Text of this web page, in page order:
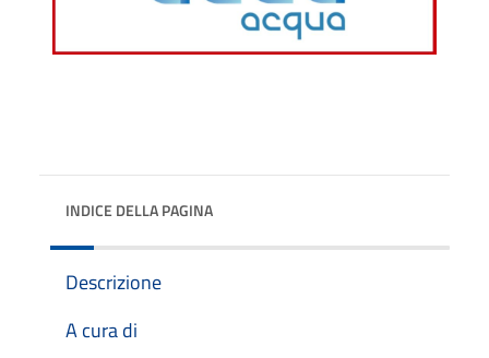
INDICE DELLA PAGINA
Descrizione
A cura di